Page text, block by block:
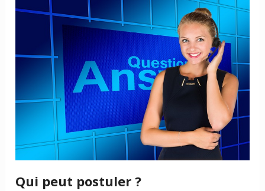
Qui peut postuler ?